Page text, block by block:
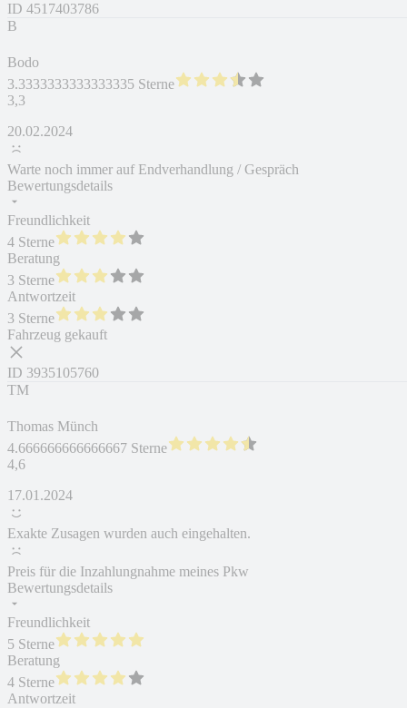
ID 4517403786
B
Bodo
3.3333333333333335 Sterne
3,3
20.02.2024
Warte noch immer auf Endverhandlung / Gespräch
Bewertungsdetails
Freundlichkeit
4 Sterne
Beratung
3 Sterne
Antwortzeit
3 Sterne
Fahrzeug gekauft
ID 3935105760
TM
Thomas Münch
4.666666666666667 Sterne
4,6
17.01.2024
Exakte Zusagen wurden auch eingehalten.
Preis für die Inzahlungnahme meines Pkw
Bewertungsdetails
Freundlichkeit
5 Sterne
Beratung
4 Sterne
Antwortzeit